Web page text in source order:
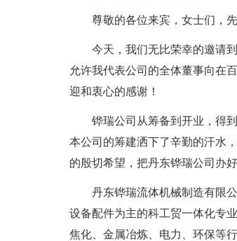
尊敬的各位来宾，女士们，
今天，我们无比荣幸的邀请
允许我代表公司的全体董事向在
迎和衷心的感谢！
铧瑞公司从筹备到开业，得
本公司的筹建洒下了辛勤的汗水
的殷切希望，把丹东铧瑞公司办
丹东铧瑞流体机械制造有限
设备配件为主的科工贸一体化专
焦化、金属冶炼、电力、环保等